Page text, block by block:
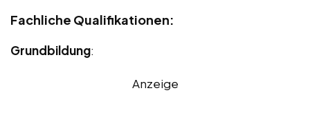
Fachliche Qualifikationen:
Grundbildung:
Anzeige